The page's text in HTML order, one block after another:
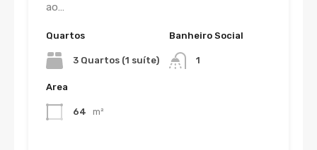
ao…
Quartos
3 Quartos (1 suíte)
Banheiro Social
1
Area
64 m²